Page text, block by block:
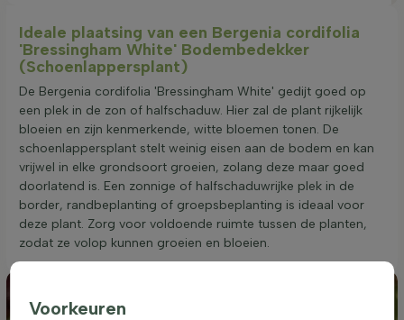
Ideale plaatsing van een Bergenia cordifolia
'Bressingham White' Bodembedekker
(Schoenlappersplant)
De Bergenia cordifolia 'Bressingham White' gedijt goed op
een plek in de zon of halfschaduw. Hier zal de plant rijkelijk
bloeien en zijn kenmerkende, witte bloemen tonen. De
schoenlappersplant stelt weinig eisen aan de bodem en kan
vrijwel in elke grondsoort groeien, zolang deze maar goed
doorlatend is. Een zonnige of halfschaduwrijke plek in de
border, randbeplanting of groepsbeplanting is ideaal voor
deze plant. Zorg voor voldoende ruimte tussen de planten,
zodat ze volop kunnen groeien en bloeien.
Voorkeuren